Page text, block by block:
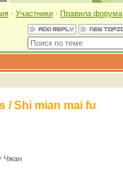
· Участники · Правила форума
/ Shi mian mai fu
Чжан